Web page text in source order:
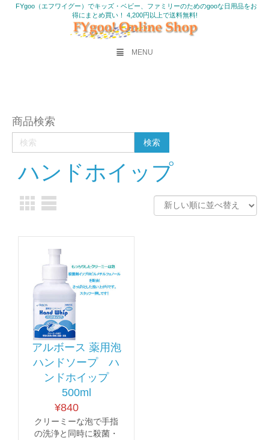
FYgoo（エフワイグー）でキッズ・ベビー、ファミリーのためのgooな日用品をお
得にまとめ買い！ 4,200円以上で送料無料!
MENU
商品検索
ハンドホイップ
アルボース 薬用泡
ハンドソープ ハ
ンドホイップ
500ml
¥840
クリーミーな泡で手指
の洗浄と同時に殺菌・